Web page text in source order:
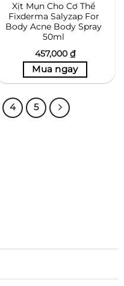
Xịt Mụn Cho Cơ Thể
Fixderma Salyzap For
Body Acne Body Spray
50ml
457,000 ₫
4 5